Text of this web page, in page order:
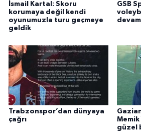
İsmail Kartal: Skoru
korumaya değil kendi
oyunumuzla turu geçmeye
geldik
GSB
Trabzonspor’dan dünyaya
çağrı
Memik
güzel